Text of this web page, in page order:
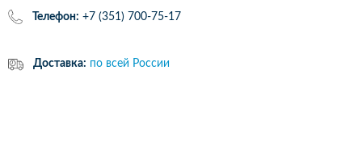
Телефон: +7 (351) 700-75-17
Доставка: по всей России